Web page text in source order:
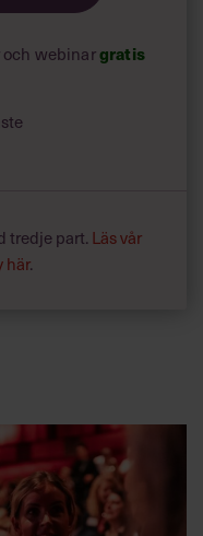
webinargratis
tredje part. Läs vår
här.